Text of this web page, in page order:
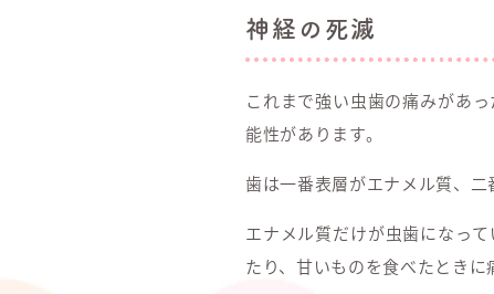
神経の死滅
これまで強い虫歯の痛みがあ
能性があります。
歯は一番表層がエナメル質、二
エナメル質だけが虫歯になっ
たり、甘いものを食べたときに